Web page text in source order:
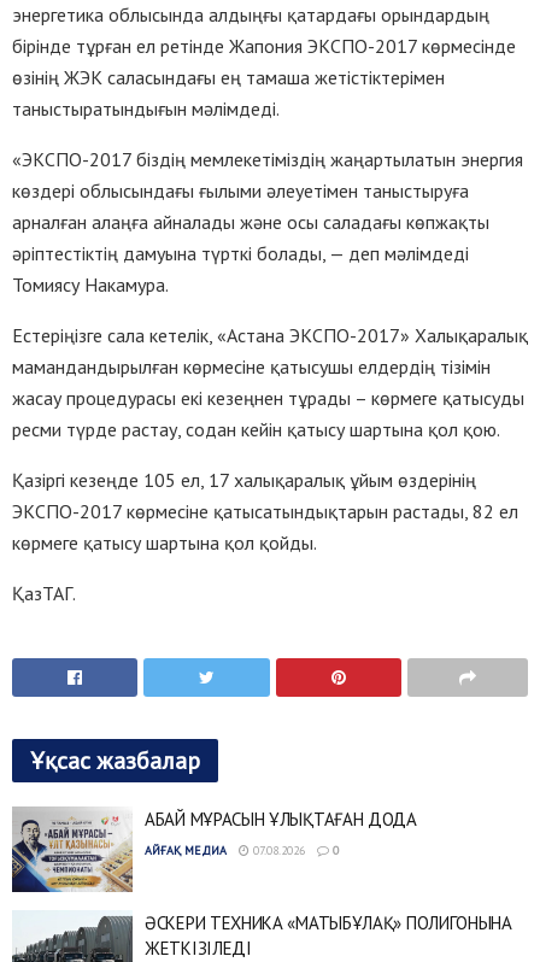
энергетика облысында алдыңғы қатардағы орындардың
бірінде тұрған ел ретінде Жапония ЭКСПО-2017 көрмесінде
өзінің ЖЭК саласындағы ең тамаша жетістіктерімен
таныстыратындығын мәлімдеді.
«ЭКСПО-2017 біздің мемлекетіміздің жаңартылатын энергия
көздері облысындағы ғылыми әлеуетімен таныстыруға
арналған алаңға айналады және осы саладағы көпжақты
әріптестіктің дамуына түрткі болады, — деп мәлімдеді
Томиясу Накамура.
Естеріңізге сала кетелік, «Астана ЭКСПО-2017» Халықаралық
мамандандырылған көрмесіне қатысушы елдердің тізімін
жасау процедурасы екі кезеңнен тұрады – көрмеге қатысуды
ресми түрде растау, содан кейін қатысу шартына қол қою.
Қазіргі кезеңде 105 ел, 17 халықаралық ұйым өздерінің
ЭКСПО-2017 көрмесіне қатысатындықтарын растады, 82 ел
көрмеге қатысу шартына қол қойды.
ҚазТАГ.
Ұқсас жазбалар
АБАЙ МҰРАСЫН ҰЛЫҚТАҒАН ДОДА
АЙҒАҚ МЕДИА 07.08.2026 0
ӘСКЕРИ ТЕХНИКА «МАТЫБҰЛАҚ» ПОЛИГОНЫНА
ЖЕТКІЗІЛЕДІ